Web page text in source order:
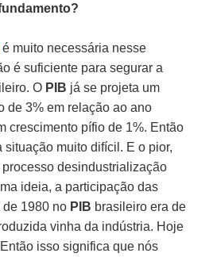
é muito necessária nesse
é suficiente para segurar a
O PIB já se projeta um
de 3% em relação ao ano
crescimento pífio de 1%. Então
situação muito difícil. E o pior,
desindustrialização
ideia, a participação das
1980 no PIB brasileiro era de
vinha da indústria. Hoje
isso significa que nós